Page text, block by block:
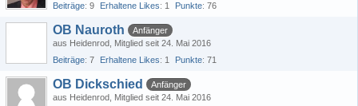
Beiträge 9 Erhaltene Likes 1 Punkte 76
OB Nauroth
Anfänger
aus Heidenrod Mitglied seit 24. Mai 2016
Beiträge 7 Erhaltene Likes 1 Punkte 71
OB Dickschied
Anfänger
aus Heidenrod Mitglied seit 24. Mai 2016